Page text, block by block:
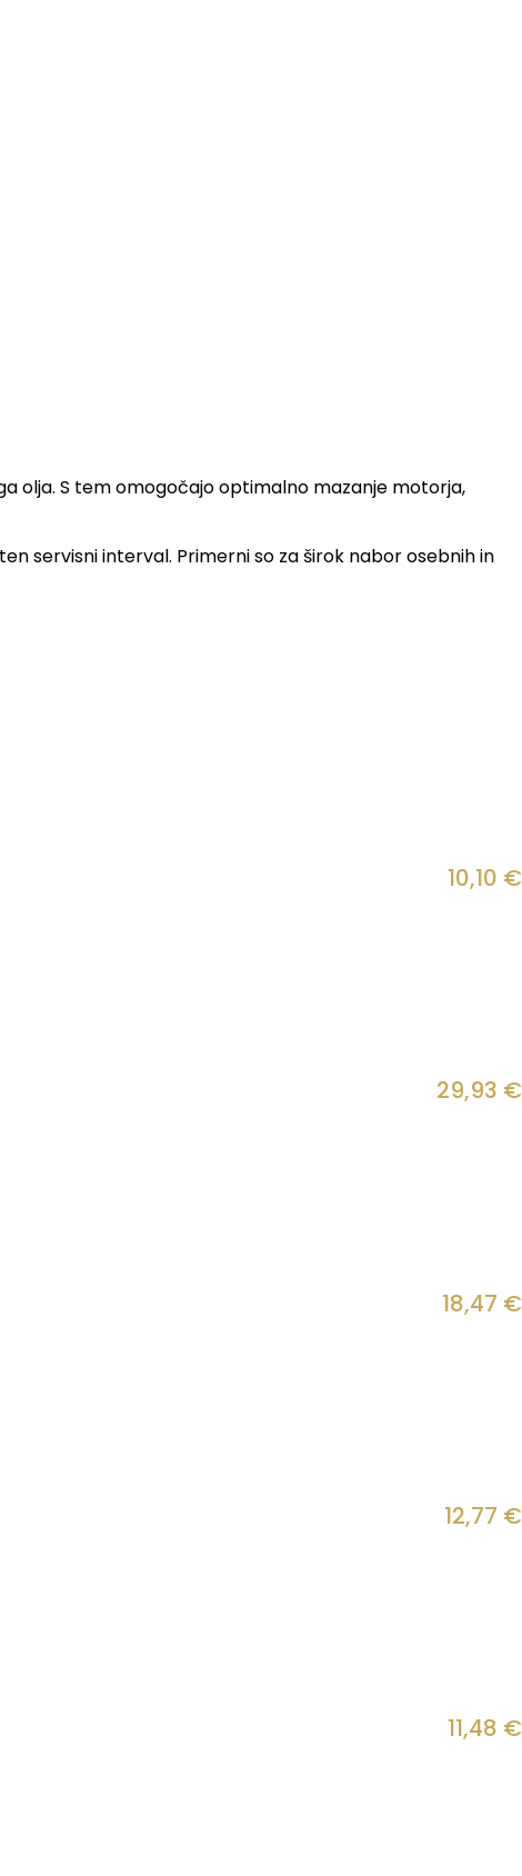
olja. S tem omogočajo optimalno mazanje motorja,
servisni interval. Primerni so za širok nabor osebnih in
10,10 €
29,93 €
18,47 €
12,77 €
11,48 €